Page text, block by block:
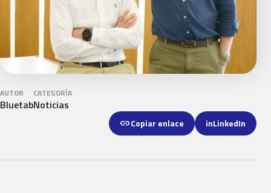
AUTOR
Bluetab
CATEGORÍA
Noticias
linkCopiar enlace inLinkedIn